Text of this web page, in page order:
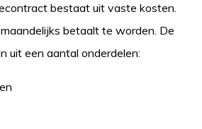
bestaat uit vaste kosten.
betaalt te worden. De
uit een aantal onderdelen: